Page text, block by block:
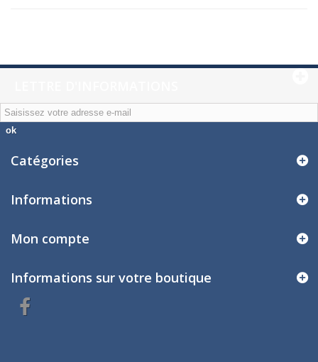
ok
Catégories
Informations
Mon compte
Informations sur votre boutique